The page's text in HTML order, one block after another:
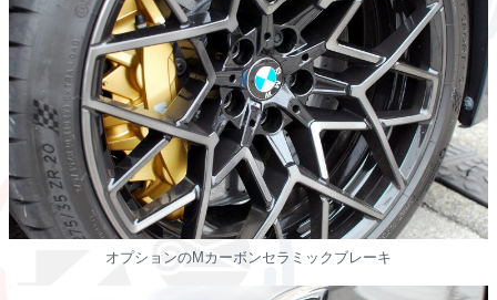
オプションのMカーボンセラミックブレーキ